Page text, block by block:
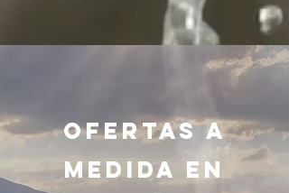
ofertas a
medida en